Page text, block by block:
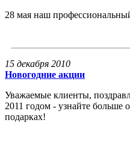
28 мая наш
15 декабря 2010
Новогодние акции
Уважаемые клиенты,
2011 годом - узнайте
подарках!